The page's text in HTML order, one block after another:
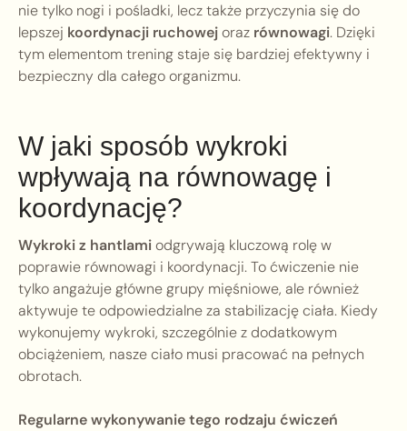
nie tylko nogi i pośladki, lecz także przyczynia się do
lepszej koordynacji ruchowejoraz równowagi. Dzięki
tym elementom trening staje się bardziej efektywny i
bezpieczny dla całego organizmu.
W jaki sposób wykroki
wpływają na równowagę i
koordynację?
Wykroki z hantlamiodgrywają kluczową rolę w
poprawie równowagi i koordynacji. To ćwiczenie nie
tylko angażuje główne grupy mięśniowe, ale również
aktywuje te odpowiedzialne za stabilizację ciała. Kiedy
wykonujemy wykroki, szczególnie z dodatkowym
obciążeniem, nasze ciało musi pracować na pełnych
obrotach.
Regularne wykonywanie tego rodzaju ćwiczeń